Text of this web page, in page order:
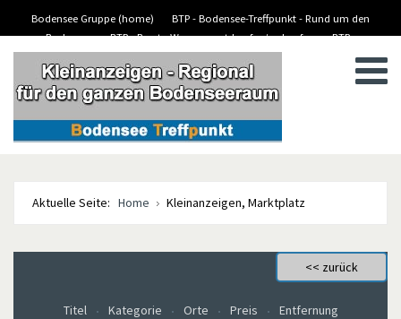
Bodensee Gruppe (home)
BTP - Bodensee-Treffpunkt - Rund um den
Bodensee
BTP - Boote-Wassersport-kaufen/verkaufen
BTP -
BTP - Kleinanzeigen
Aktuelle Seite: Home Kleinanzeigen, Marktplatz
Titel Kategorie Orte Preis Entfernung